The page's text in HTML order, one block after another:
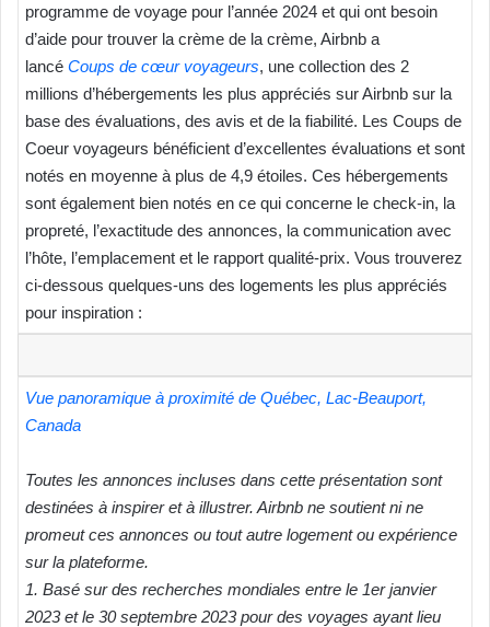
programme de voyage pour l’année 2024 et qui ont besoin
d’aide pour trouver la crème de la crème, Airbnb a
lancé Coups de cœur voyageurs, une collection des 2
millions d’hébergements les plus appréciés sur Airbnb sur la
base des évaluations, des avis et de la fiabilité. Les Coups de
Coeur voyageurs bénéficient d’excellentes évaluations et sont
notés en moyenne à plus de 4,9 étoiles. Ces hébergements
sont également bien notés en ce qui concerne le check-in, la
propreté, l’exactitude des annonces, la communication avec
l’hôte, l’emplacement et le rapport qualité-prix. Vous trouverez
ci-dessous quelques-uns des logements les plus appréciés
pour inspiration :
Vue panoramique à proximité de Québec, Lac-Beauport,
Canada
Toutes les annonces incluses dans cette présentation sont
destinées à inspirer et à illustrer. Airbnb ne soutient ni ne
promeut ces annonces ou tout autre logement ou expérience
sur la plateforme.
1. Basé sur des recherches mondiales entre le 1er janvier
2023 et le 30 septembre 2023 pour des voyages ayant lieu